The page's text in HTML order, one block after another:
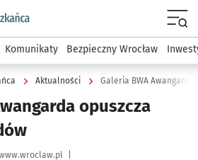
podserwis: Dla mieszkańca
Komunikaty Bezpieczny Wrocław
Aktualności Galeria BWA Awangarda
opuszcza